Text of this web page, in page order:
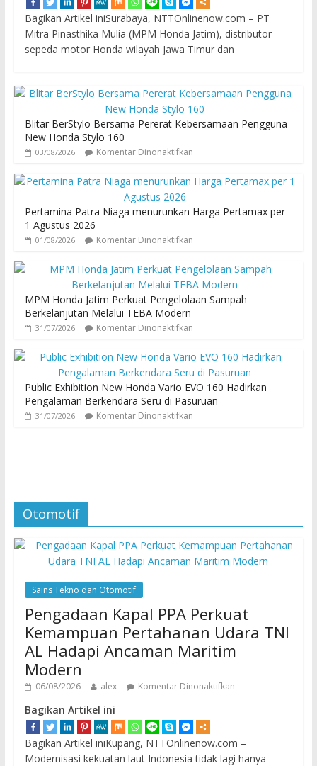
Bagikan Artikel iniSurabaya, NTTOnlinenow.com – PT
Mitra Pinasthika Mulia (MPM Honda Jatim), distributor
sepeda motor Honda wilayah Jawa Timur dan
Blitar BerStylo Bersama Pererat Kebersamaan Pengguna
New Honda Stylo 160
03/08/2026 Komentar Dinonaktifkan
Pertamina Patra Niaga menurunkan Harga Pertamax per
1 Agustus 2026
01/08/2026 Komentar Dinonaktifkan
MPM Honda Jatim Perkuat Pengelolaan Sampah
Berkelanjutan Melalui TEBA Modern
31/07/2026 Komentar Dinonaktifkan
Public Exhibition New Honda Vario EVO 160 Hadirkan
Pengalaman Berkendara Seru di Pasuruan
31/07/2026 Komentar Dinonaktifkan
Otomotif
Sains Tekno dan Otomotif
Pengadaan Kapal PPA Perkuat
Kemampuan Pertahanan Udara TNI
AL Hadapi Ancaman Maritim
Modern
06/08/2026 alex Komentar Dinonaktifkan
Bagikan Artikel ini
Bagikan Artikel iniKupang, NTTOnlinenow.com –
Modernisasi kekuatan laut Indonesia tidak lagi hanya